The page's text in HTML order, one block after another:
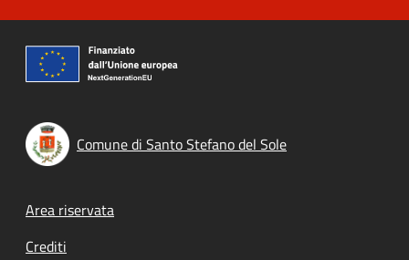
Comune di Santo Stefano del Sole
Footer menu
Area riservata
Crediti